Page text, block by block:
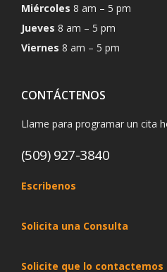
Miércoles 8 am – 5 pm
Jueves 8 am – 5 pm
Viernes 8 am – 5 pm
CONTÁCTENOS
Llame para programar un cita
(509) 927-3840
Escribenos
Solicita una Consulta
Solicite que lo contactemos